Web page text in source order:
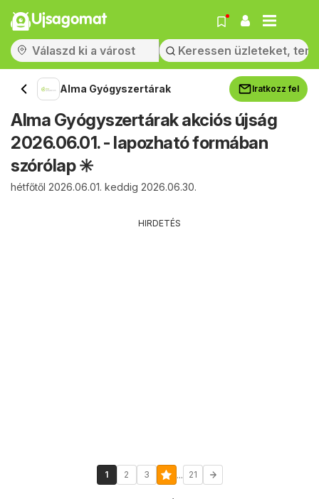
Ujsagomat
Alma Gyógyszertárak Iratkozz fel
Alma Gyógyszertárak akciós újság
2026.06.01. - lapozható formában
szórólap ✳️
hétfőtől 2026.06.01. keddig 2026.06.30.
HIRDETÉS
1 2 3 ... 21